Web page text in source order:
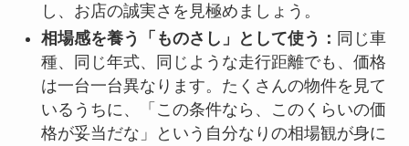
し、お店の誠実さを見極めましょう。
相場感を養う「ものさし」として使う： 同じ車
種、同じ年式、同じような走行距離でも、価格
は一台一台異なります。たくさんの物件を見て
いるうちに、「この条件なら、このくらいの価
格が妥当だな」という自分なりの相場観が身に